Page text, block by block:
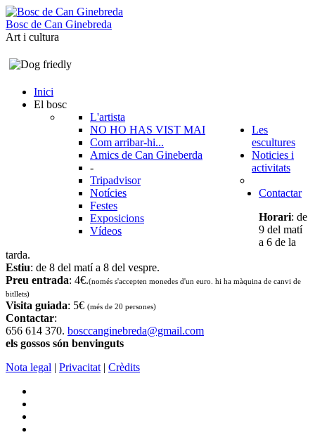
Bosc de Can Ginebreda
Art i cultura
Inici
El bosc
L'artista
NO HO HAS VIST MAI
Com arribar-hi...
Amics de Can Gineberda
-
Tripadvisor
Les
escultures
Noticies i
activitats
Notícies
Festes
Exposicions
Vídeos
Contactar
Horari: de
9 del matí
a 6 de la
tarda.
Estiu: de 8 del matí a 8 del vespre.
Preu entrada: 4€.(només s'accepten monedes d'un euro. hi ha màquina de canvi de
bitllets)
Visita guiada: 5€ (més de 20 persones)
Contactar:
656 614 370. bosccanginebreda@gmail.com
els gossos són benvinguts
Nota legal | Privacitat | Crèdits